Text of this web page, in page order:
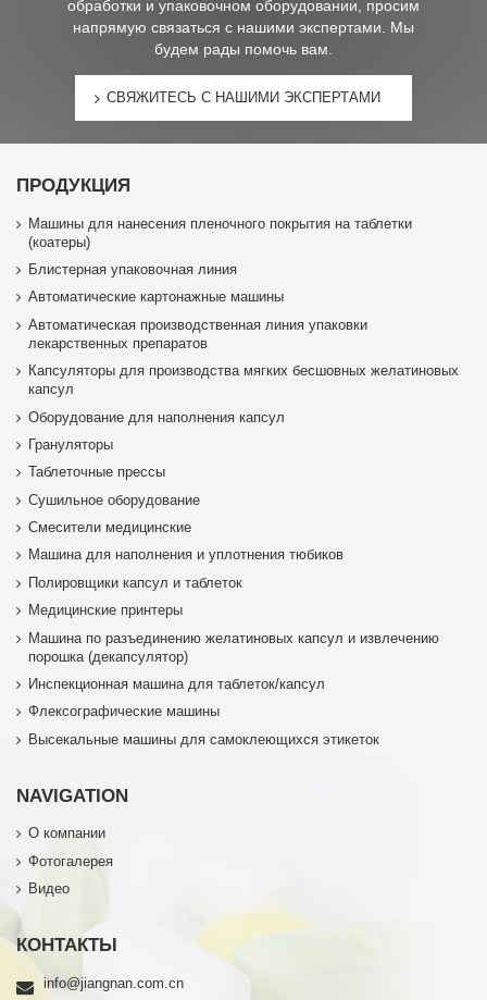
обработки и упаковочном оборудовании, просим
напрямую связаться с нашими экспертами. Мы
будем рады помочь вам.
СВЯЖИТЕСЬ С НАШИМИ ЭКСПЕРТАМИ
ПРОДУКЦИЯ
Машины для нанесения пленочного покрытия на таблетки
(коатеры)
Блистерная упаковочная линия
Автоматические картонажные машины
Автоматическая производственная линия упаковки
лекарственных препаратов
Капсуляторы для производства мягких бесшовных желатиновых
капсул
Оборудование для наполнения капсул
Грануляторы
Таблеточные прессы
Сушильное оборудование
Смесители медицинские
Машина для наполнения и уплотнения тюбиков
Полировщики капсул и таблеток
Медицинские принтеры
Машина по разъединению желатиновых капсул и извлечению
порошка (декапсулятор)
Инспекционная машина для таблеток/капсул
Флексографические машины
Высекальные машины для самоклеющихся этикеток
NAVIGATION
О компании
Фотогалерея
Видео
КОНТАКТЫ
info@jiangnan.com.cn